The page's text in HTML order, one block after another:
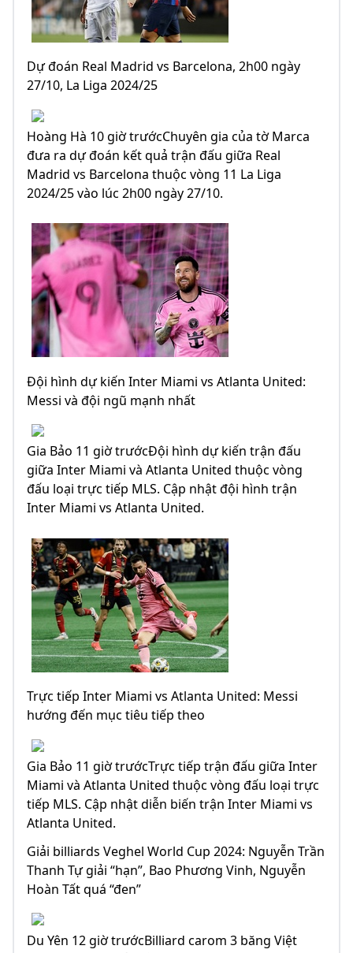
Dự đoán Real Madrid vs Barcelona, 2h00 ngày
27/10, La Liga 2024/25
Hoàng Hà 10 giờ trướcChuyên gia của tờ Marca
đưa ra dự đoán kết quả trận đấu giữa Real
Madrid vs Barcelona thuộc vòng 11 La Liga
2024/25 vào lúc 2h00 ngày 27/10.
Đội hình dự kiến Inter Miami vs Atlanta United:
Messi và đội ngũ mạnh nhất
Gia Bảo 11 giờ trướcĐội hình dự kiến trận đấu
giữa Inter Miami và Atlanta United thuộc vòng
đấu loại trực tiếp MLS. Cập nhật đội hình trận
Inter Miami vs Atlanta United.
Trực tiếp Inter Miami vs Atlanta United: Messi
hướng đến mục tiêu tiếp theo
Gia Bảo 11 giờ trướcTrực tiếp trận đấu giữa Inter
Miami và Atlanta United thuộc vòng đấu loại trực
tiếp MLS. Cập nhật diễn biến trận Inter Miami vs
Atlanta United.
Giải billiards Veghel World Cup 2024: Nguyễn Trần
Thanh Tự giải “hạn”, Bao Phương Vinh, Nguyễn
Hoàn Tất quá “đen”
Du Yên 12 giờ trướcBilliard carom 3 băng Việt